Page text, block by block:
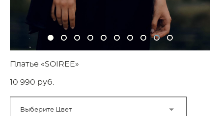
Платье «SOIREE»
10 990 pуб.
Выберите Цвет